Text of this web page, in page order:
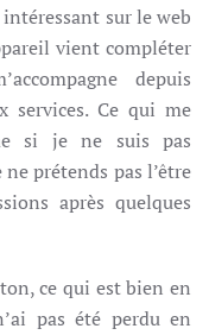
sur le web
vient compléter
depuis
services. Ce qui me
si je ne suis pas
prétends pas l’être
après quelques
ce qui est bien en
pas été perdu en